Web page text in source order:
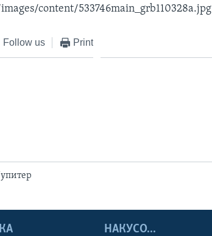
content/533746main_grb110328a.jpg
Follow us Print
НАКУСО...